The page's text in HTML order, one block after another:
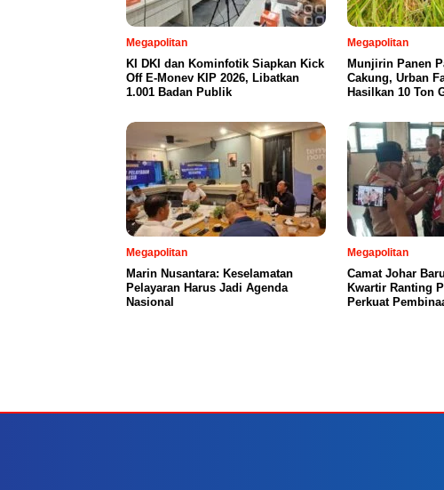
Megapolitan
KI DKI dan Kominfotik Siapkan Kick
Off E-Monev KIP 2026, Libatkan
1.001 Badan Publik
Megapolitan
Munjirin Panen
Cakung, Urban
Hasilkan 10 Ton
Megapolitan
Marin Nusantara: Keselamatan
Pelayaran Harus Jadi Agenda
Nasional
Megapolitan
Camat Johar
Kwartir Ranting
Perkuat